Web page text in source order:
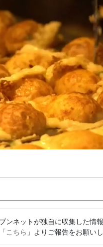
ンネットが独自に収集した情
こちら 」よりご報告をお願いし